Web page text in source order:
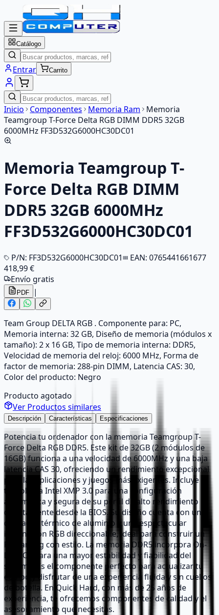
Catálogo
Entrar Carrito
Inicio Componentes Memoria Ram
Memoria
Teamgroup T-Force Delta RGB DIMM DDR5 32GB
6000MHz FF3D532G6000HC30DC01
Memoria Teamgroup T-
Force Delta RGB DIMM
DDR5 32GB 6000MHz
FF3D532G6000HC30DC01
P/N: FF3D532G6000HC30DC01 EAN: 0765441661677
418,99 €
Envío gratis
PDF |
Team Group DELTA RGB . Componente para: PC,
Memoria interna: 32 GB, Diseño de memoria (módulos x
tamaño): 2 x 16 GB, Tipo de memoria interna: DDR5,
Velocidad de memoria del reloj: 6000 MHz, Forma de
factor de memoria: 288-pin DIMM, Latencia CAS: 30,
Color del producto: Negro
Producto agotado
Ver Productos similares
Descripción Características Especificaciones
Potencia tu ordenador con la memoria Teamgroup T-
Force Delta RGB DDR5. Este kit de 32GB (2 módulos de
16GB) funciona a una velocidad de 6000MHz y una baja
latencia CAS 30, ofreciendo un rendimiento excepcional
para las aplicaciones y juegos más exigentes. Incluye la
tecnología Intel XMP 3.0 para una configuración
automática y segura de su perfil de alto rendimiento
directamente desde la BIOS. Su diseño cuenta con un
disipador térmico de aluminio y una espectacular
iluminación RGB direccionable, ideal para construir un
PC gaming con estilo. La memoria DDR5 incorpora On-
Die ECC para una mayor estabilidad y fiabilidad del
sistema. Es el componente perfecto para actualizar tu
equipo y disfrutar de una experiencia fluida y sin cuellos
de botella. En Quick Hard, con más de 25 años de
experiencia, te ofrecemos componentes de calidad y el
asesoramiento que necesitas.